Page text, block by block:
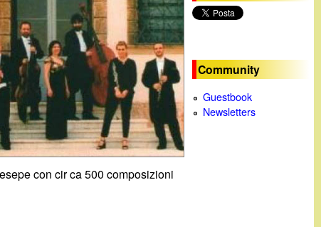
c
a
con cir ca 500 composizioni
Community
Guestbook
Newsletters